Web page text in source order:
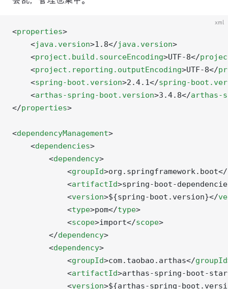
xml
<properties>
    <
java.version>1.8</java.version>
    <
project.build.sourceEncoding>UTF-8</
    <
project.reporting.outputEncoding>UTF-8</
    <
spring-boot.version>2.4.1</spring-
    <
arthas-spring-boot.version>3.4.8</arthas-
</properties>
<dependencyManagement>
    <
dependencies>
        <
dependency>
            <
groupId>org.springframework.boot</
            <
artifactId>spring-boot-
            <
version>${spring-boot.version}</
            <
type>pom</type>
            <
scope>import</scope>
        </
dependency>
        <
dependency>
            <
groupId>com.taobao.arthas</groupId
            <
artifactId>arthas-spring-boot-
            <
version>${arthas-spring-